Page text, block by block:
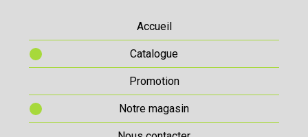
Accueil
Catalogue
Promotion
Notre magasin